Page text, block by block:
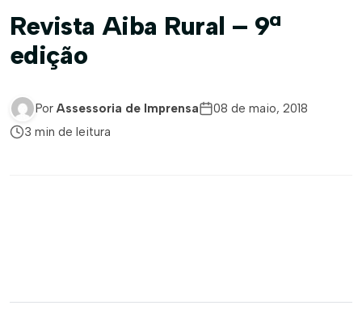
Revista Aiba Rural – 9ª
edição
Por Assessoria de Imprensa
08 de maio, 2018
3 min de leitura